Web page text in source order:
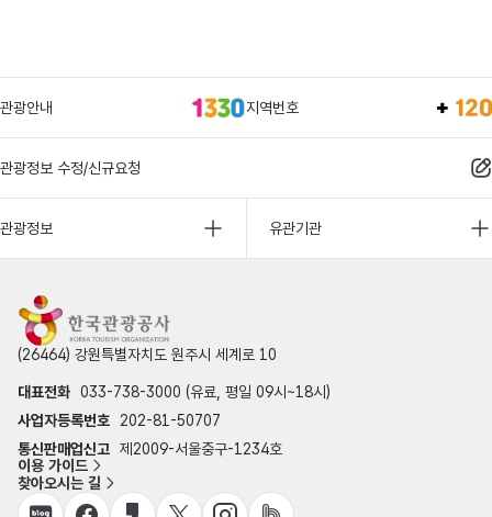
관광안내 지역번호
관광정보 수정/신규요청
관광정보 유관기관
(26464) 강원특별자치도 원주시 세계로 10
대표전화 033-738-3000 (유료, 평일 09시~18시)
사업자등록번호
202-81-50707
통신판매업신고 제2009-서울중구-1234호
이용 가이드
찾아오시는 길